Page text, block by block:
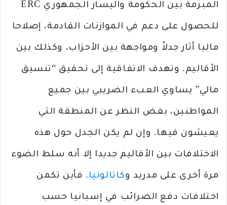
المبرمة بين الحكومة واليسار الجمهوري ERC
للحصول على دعم في الموازنات القادمة، إصلاحا
ماليا أثار جدلاً ومواجهة بين الأحزاب، وكذلك بين
الأقاليم. وتهدف الاتفاقية إلى تحقيق “تنسيق
مالي” يساوي العبء الضريبي بين جميع
المواطنين، بغض النظر عن المنطقة التي
يعيشون فيها. وإن لم يكن الجدل حول هذه
الاختلافات بين الأقاليم جديدا إلا أنه سلط الضوء
مرة أخرى على مدريد وكاتالونيا . فأين تكمن
اختلافات دفع الضرائب في إسبانيا حسب